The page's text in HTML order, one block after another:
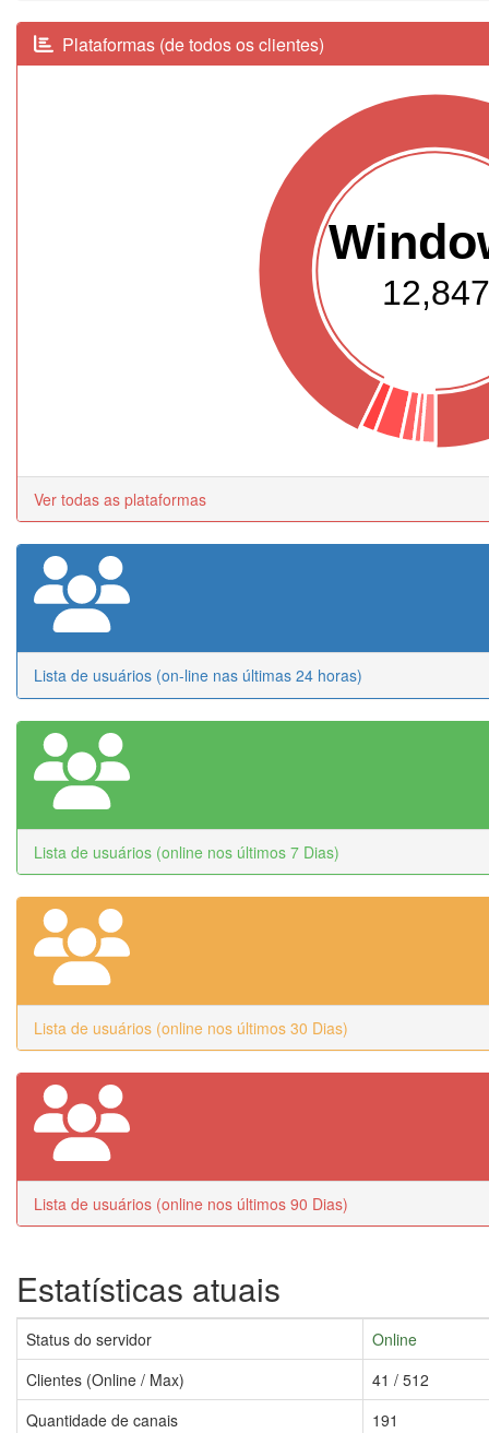
Plataformas (de todos os clientes)
12,847
Ver todas as plataformas
Lista de usuários (on-line nas últimas 24 horas)
Lista de usuários (online nos últimos 7 Dias)
Lista de usuários (online nos últimos 30 Dias)
Lista de usuários (online nos últimos 90 Dias)
Estatísticas atuais
Status do servidor
Online
Clientes (Online / Max)
41 / 512
Quantidade de canais
191